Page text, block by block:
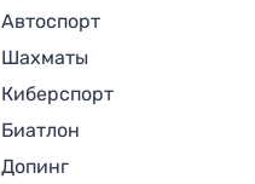
Автоспорт
Шахматы
Киберспорт
Биатлон
Допинг